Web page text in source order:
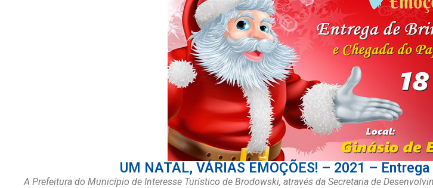
UM NATAL, VÁRIAS EMOÇÕES! – 2021 –
A Prefeitura do Município de Interesse Turístico de Brodowski, através da Secretaria de